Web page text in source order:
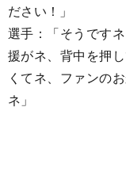
ださい！」
選手：「そうです
援がネ、背中を押
くてネ、ファンの
ネ」